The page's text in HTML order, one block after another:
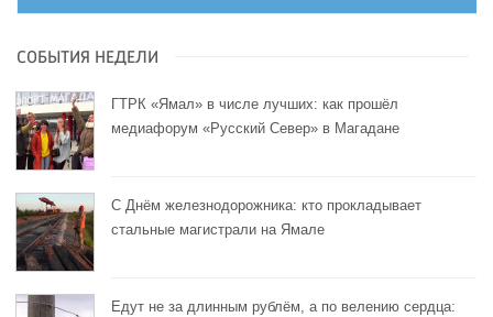
СОБЫТИЯ НЕДЕЛИ
ГТРК «Ямал» в числе лучших: как прошёл
медиафорум «Русский Север» в Магадане
С Днём железнодорожника: кто прокладывает
стальные магистрали на Ямале
Едут не за длинным рублём, а по велению сердца: